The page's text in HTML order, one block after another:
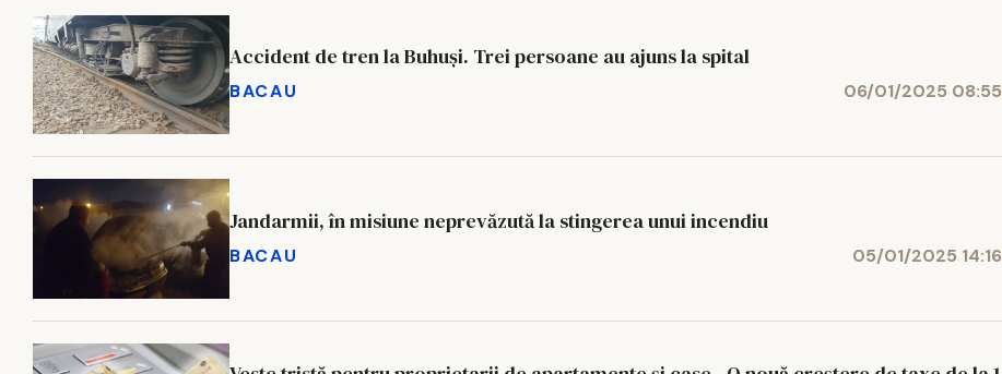
Accident de tren la Buhuși. Trei persoane au ajuns la spital
BACAU 06/01/2025 08:55
Jandarmii, în misiune neprevăzută la stingerea unui incendiu
BACAU 05/01/2025 14:16